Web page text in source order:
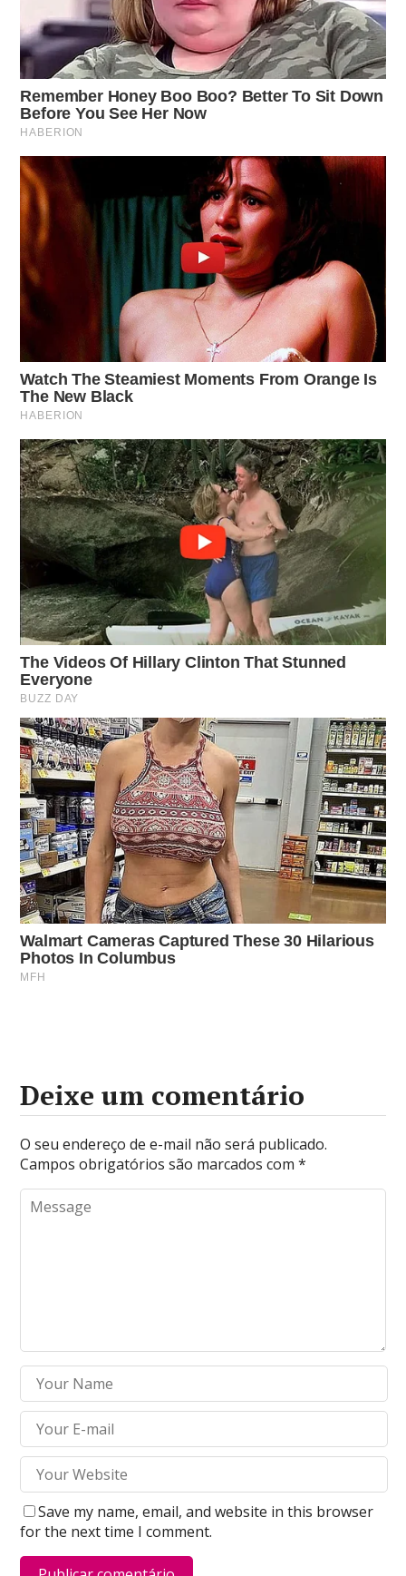
Deixe um comentário
O seu endereço de e-mail não será publicado.
Campos obrigatórios são marcados com*
Save my name, email, and website in this browser
for the next time I comment.